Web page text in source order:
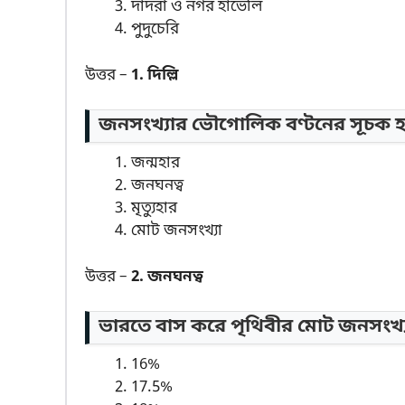
দাদরা ও নগর হাভেলি
পুদুচেরি
উত্তর – 1. দিল্লি
জনসংখ্যার ভৌগোলিক বণ্টনের সূচক
জন্মহার
জনঘনত্ব
মৃত্যুহার
মোট জনসংখ্যা
উত্তর – 2. জনঘনত্ব
ভারতে বাস করে পৃথিবীর মোট
16%
17.5%